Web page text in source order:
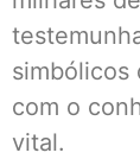
simbólicos
com o
vital.